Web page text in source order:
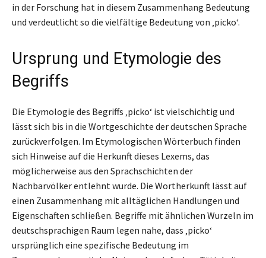
in der Forschung hat in diesem Zusammenhang Bedeutung
und verdeutlicht so die vielfältige Bedeutung von ‚picko‘.
Ursprung und Etymologie des
Begriffs
Die Etymologie des Begriffs ‚picko‘ ist vielschichtig und
lässt sich bis in die Wortgeschichte der deutschen Sprache
zurückverfolgen. Im Etymologischen Wörterbuch finden
sich Hinweise auf die Herkunft dieses Lexems, das
möglicherweise aus den Sprachschichten der
Nachbarvölker entlehnt wurde. Die Wortherkunft lässt auf
einen Zusammenhang mit alltäglichen Handlungen und
Eigenschaften schließen. Begriffe mit ähnlichen Wurzeln im
deutschsprachigen Raum legen nahe, dass ‚picko‘
ursprünglich eine spezifische Bedeutung im